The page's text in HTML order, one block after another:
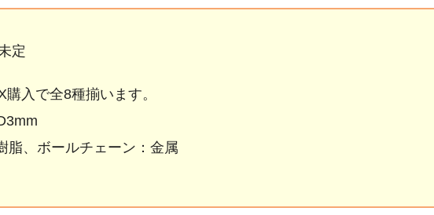
定
購入で全8種揃います。
脂、ボールチェーン：金属